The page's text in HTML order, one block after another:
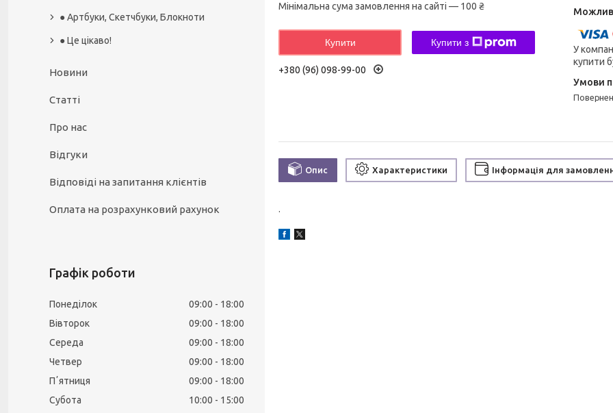
Мінімальна сума замовлення на сайті — 100 ₴
Купити Купити з
+380 (96) 098-99-00
У
купити
Опис Характеристики Інформація для
.
● Артбуки, Скетчбуки, Блокноти
● Це цікаво!
Новини
Статті
Про нас
Відгуки
Відповіді на запитання клієнтів
Оплата на розрахунковий рахунок
Графік роботи
Понеділок 09:00
18:00
Вівторок
09:00
18:00
Середа
09:00
18:00
Четвер
09:00
18:00
Пʼятниця
09:00
18:00
Субота
10:00
15:00